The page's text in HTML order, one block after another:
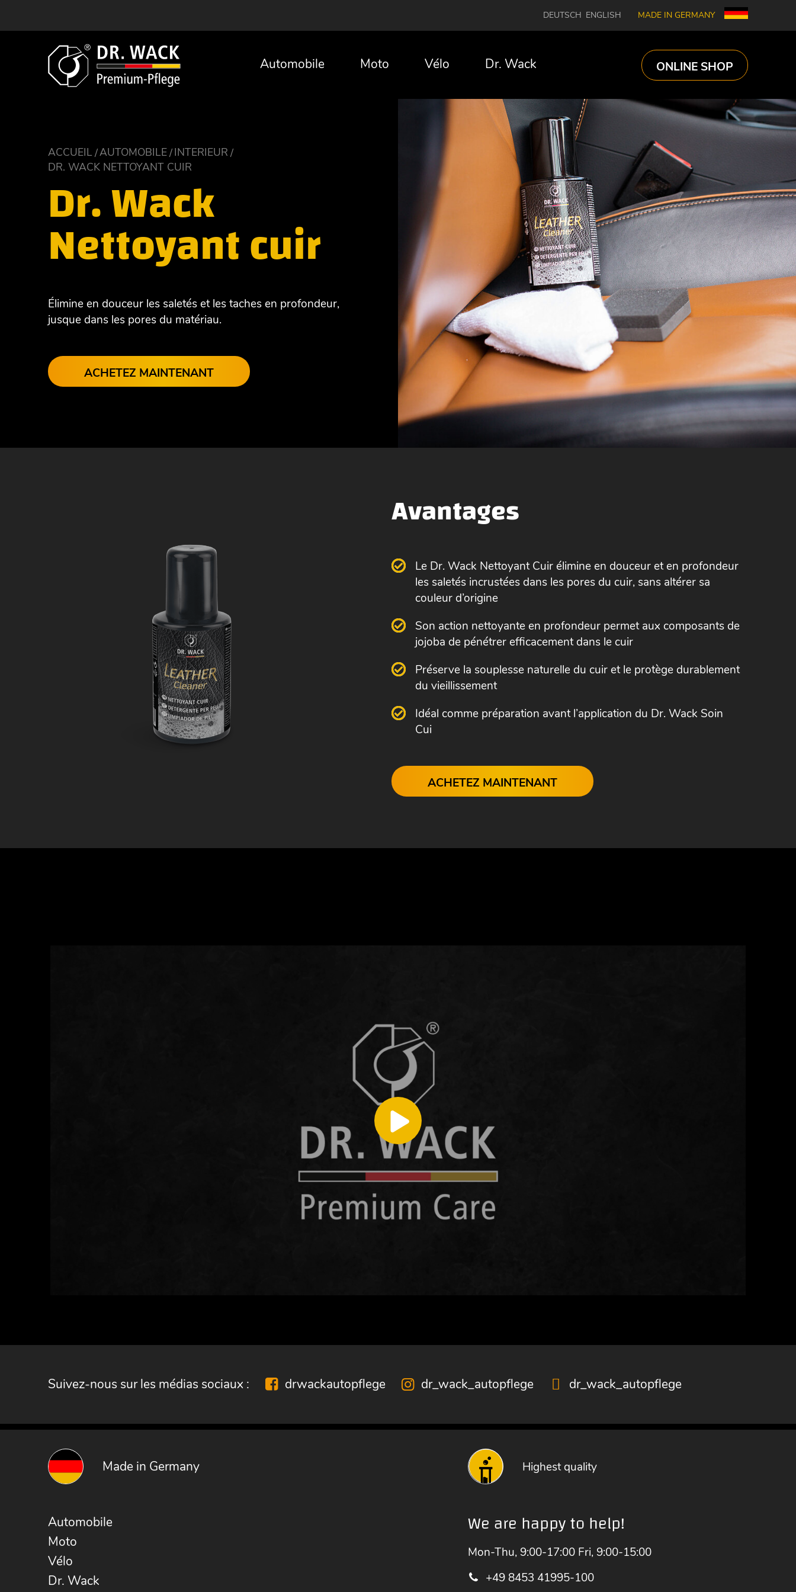
DEUTSCH ENGLISH MADE IN GERMANY
Automobile Moto Vélo Dr. Wack ONLINE SHOP
ACCUEIL AUTOMOBILE INTERIEUR
DR. WACK NETTOYANT CUIR
Dr. Wack
Nettoyant cuir
Élimine en douceur les saletés et les taches en profondeur,
jusque dans les pores du matériau.
ACHETEZ MAINTENANT
Avantages
Le Dr. Wack Nettoyant Cuir élimine en douceur et en profondeur
les saletés incrustées dans les pores du cuir, sans altérer sa
couleur d’origine
Son action nettoyante en profondeur permet aux composants de
jojoba de pénétrer efficacement dans le cuir
Préserve la souplesse naturelle du cuir et le protège durablement
du vieillissement
Idéal comme préparation avant l’application du Dr. Wack Soin
Cui
ACHETEZ MAINTENANT
Suivez-nous sur les médias sociaux : drwackautopflege dr_wack_autopflege dr_wack_autopflege
Made in Germany
Automobile
Moto
Vélo
Dr. Wack
Highest quality
We are happy to help!
Mon-Thu, 9:00-17:00 Fri, 9:00-15:00
+49 8453 41995-100